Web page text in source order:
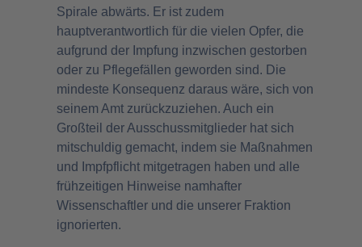
Spirale abwärts. Er ist zudem
hauptverantwortlich für die vielen Opfer, die
aufgrund der Impfung inzwischen gestorben
oder zu Pflegefällen geworden sind. Die
mindeste Konsequenz daraus wäre, sich von
seinem Amt zurückzuziehen. Auch ein
Großteil der Ausschussmitglieder hat sich
mitschuldig gemacht, indem sie Maßnahmen
und Impfpflicht mitgetragen haben und alle
frühzeitigen Hinweise namhafter
Wissenschaftler und die unserer Fraktion
ignorierten.